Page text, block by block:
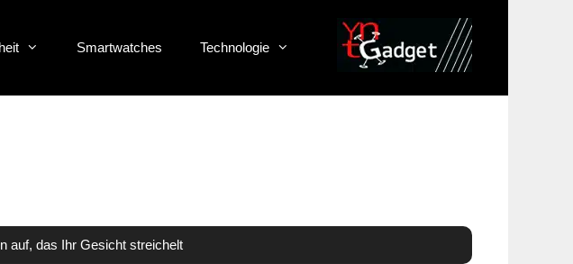
Smartwatches Technologie
auf, das Ihr Gesicht streichelt